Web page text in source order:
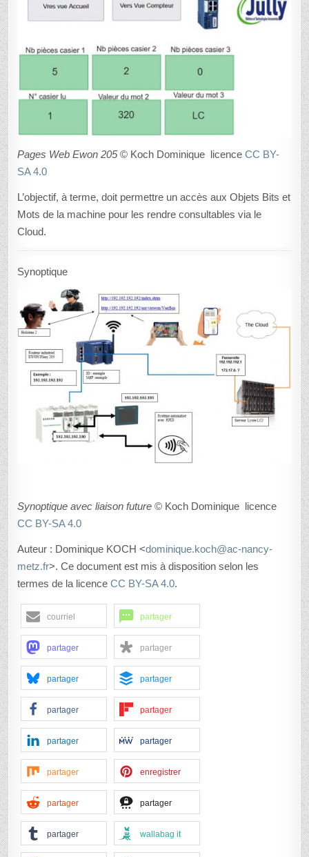
Pages Web Ewon 205© Koch Dominique licenceCC BY-
SA 4.0
L’objectif, à terme, doit permettre un accès aux Objets Bits et
Mots de la machine pour les rendre consultables via le
Cloud.
Synoptique
Synoptique avec liaison future © Koch Dominique licence
CC BY-SA 4.0
Auteur : Dominique KOCH <dominique.koch@ac-nancy-
metz.fr>. Ce document est mis à disposition selon les
termes de la licenceCC BY-SA 4.0.
courriel partager
partager partager
partager partager
partager partager
partager partager
partager enregistrer
partager partager
partager wallabag it